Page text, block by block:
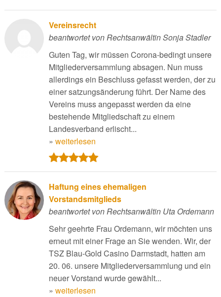
Vereinsrecht
beantwortet von Rechtsanwältin Sonja Stadler
Guten Tag, wir müssen Corona-bedingt unsere
Mitgliederversammlung absagen. Nun muss
allerdings ein Beschluss gefasst werden, der zu
einer satzungsänderung führt. Der Name des
Vereins muss angepasst werden da eine
bestehende Mitgliedschaft zu einem
Landesverband erlischt...
» weiterlesen
Haftung eines ehemaligen
Vorstandsmitglieds
beantwortet von Rechtsanwältin Uta Ordemann
Sehr geehrte Frau Ordemann, wir möchten uns
erneut mit einer Frage an Sie wenden. Wir, der
TSZ Blau-Gold Casino Darmstadt, hatten am
20. 06. unsere Mitgliederversammlung und ein
neuer Vorstand wurde gewählt...
» weiterlesen